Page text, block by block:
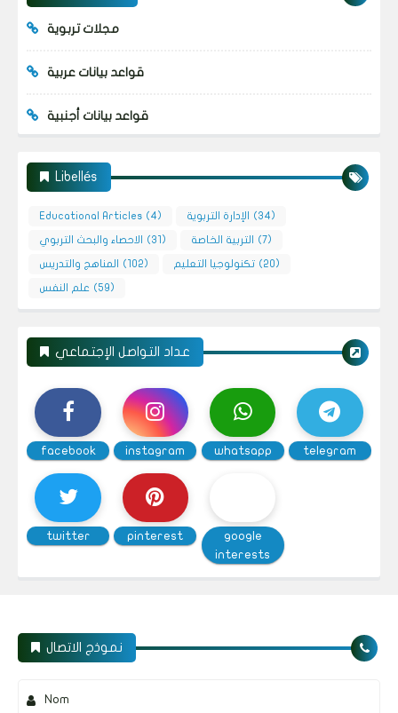
مجلات تربوية
قواعد بيانات عربية
قواعد بيانات أجنبية
Libellés
Educational Articles (4) الإدارة التربوية (34)
الاحصاء والبحث التربوي (31) التربية الخاصة (7)
المناهج والتدريس (102) تكنولوجيا التعليم (20)
علم النفس (59)
عداد التواصل الإجتماعي
facebook instagram whatsapp telegram
twitter pinterest
google
interests
نموذج الاتصال
Nom